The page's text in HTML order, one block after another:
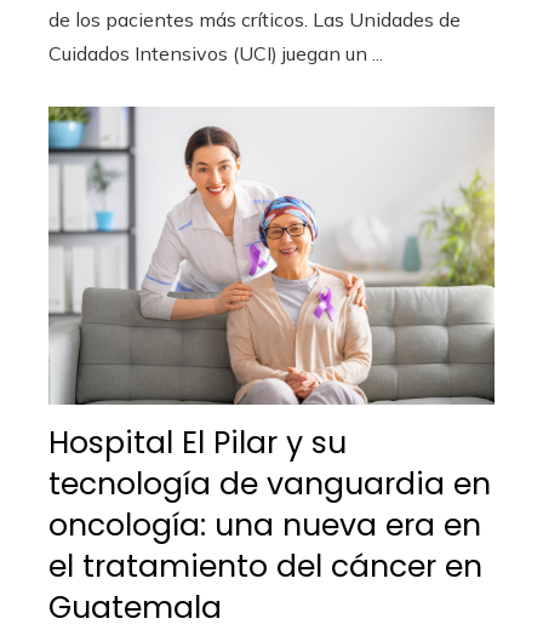
de los pacientes más críticos. Las Unidades de
Cuidados Intensivos (UCI) juegan un ...
Hospital El Pilar y su
tecnología de vanguardia en
oncología: una nueva era en
el tratamiento del cáncer en
Guatemala